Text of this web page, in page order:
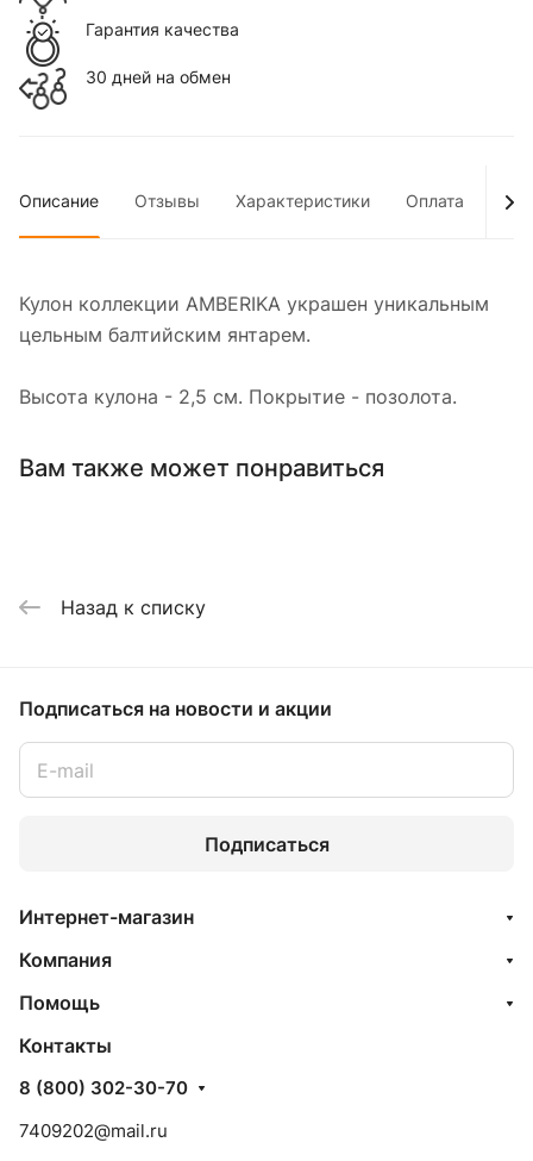
Гарантия качества
30 дней на обмен
Описание Отзывы Характеристики Оплата
Кулон коллекции AMBERIKA украшен уникальным
цельным балтийским янтарем.
Высота кулона - 2,5 см. Покрытие - позолота.
Вам также может понравиться
Назад к списку
Подписаться на новости и акции
Подписаться
Интернет-магазин
Компания
Помощь
Контакты
8 (800) 302-30-70
7409202@mail.ru